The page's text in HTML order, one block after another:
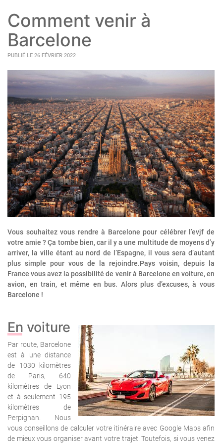
Comment venir à
Barcelone
PUBLIÉ LE 26 FÉVRIER 2022
Vous souhaitez vous rendre à Barcelone pour célébrer l’evjf de
votre amie ? Ça tombe bien, car il y a une multitude de moyens d’y
arriver, la ville étant au nord de l’Espagne, il vous sera d’autant
plus simple pour vous de la rejoindre.Pays voisin, depuis la
France vous avez la possibilité de venir à Barcelone en voiture, en
avion, en train, et même en bus. Alors plus d’excuses, à vous
Barcelone !
En voiture
Par route, Barcelone
est à une distance
de 1030 kilomètres
de Paris, 640
kilomètres de Lyon
et à seulement 195
kilomètres de
Perpignan. Nous
vous conseillons de calculer votre itinéraire avec Google Maps afin
de mieux vous organiser avant votre trajet. Toutefois, si vous venez